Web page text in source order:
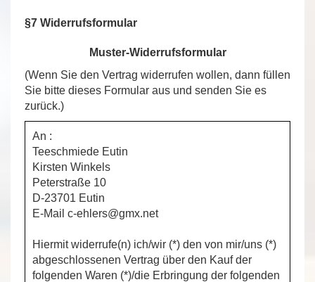
§7 Widerrufsformular
Muster-Widerrufsformular
(Wenn Sie den Vertrag widerrufen wollen, dann füllen
Sie bitte dieses Formular aus und senden Sie es
zurück.)
An :
Teeschmiede Eutin
Kirsten Winkels
Peterstraße 10
D-23701 Eutin
E-Mail c-ehlers@gmx.net
Hiermit widerrufe(n) ich/wir (*) den von mir/uns (*)
abgeschlossenen Vertrag über den Kauf der
folgenden Waren (*)/die Erbringung der folgenden